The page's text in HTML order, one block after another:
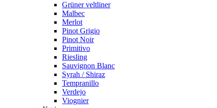
Grüner veltliner
Malbec
Merlot
Pinot Grigio
Pinot Noir
Primitivo
Riesling
Sauvignon Blanc
Syrah / Shiraz
Tempranillo
Verdejo
Viognier